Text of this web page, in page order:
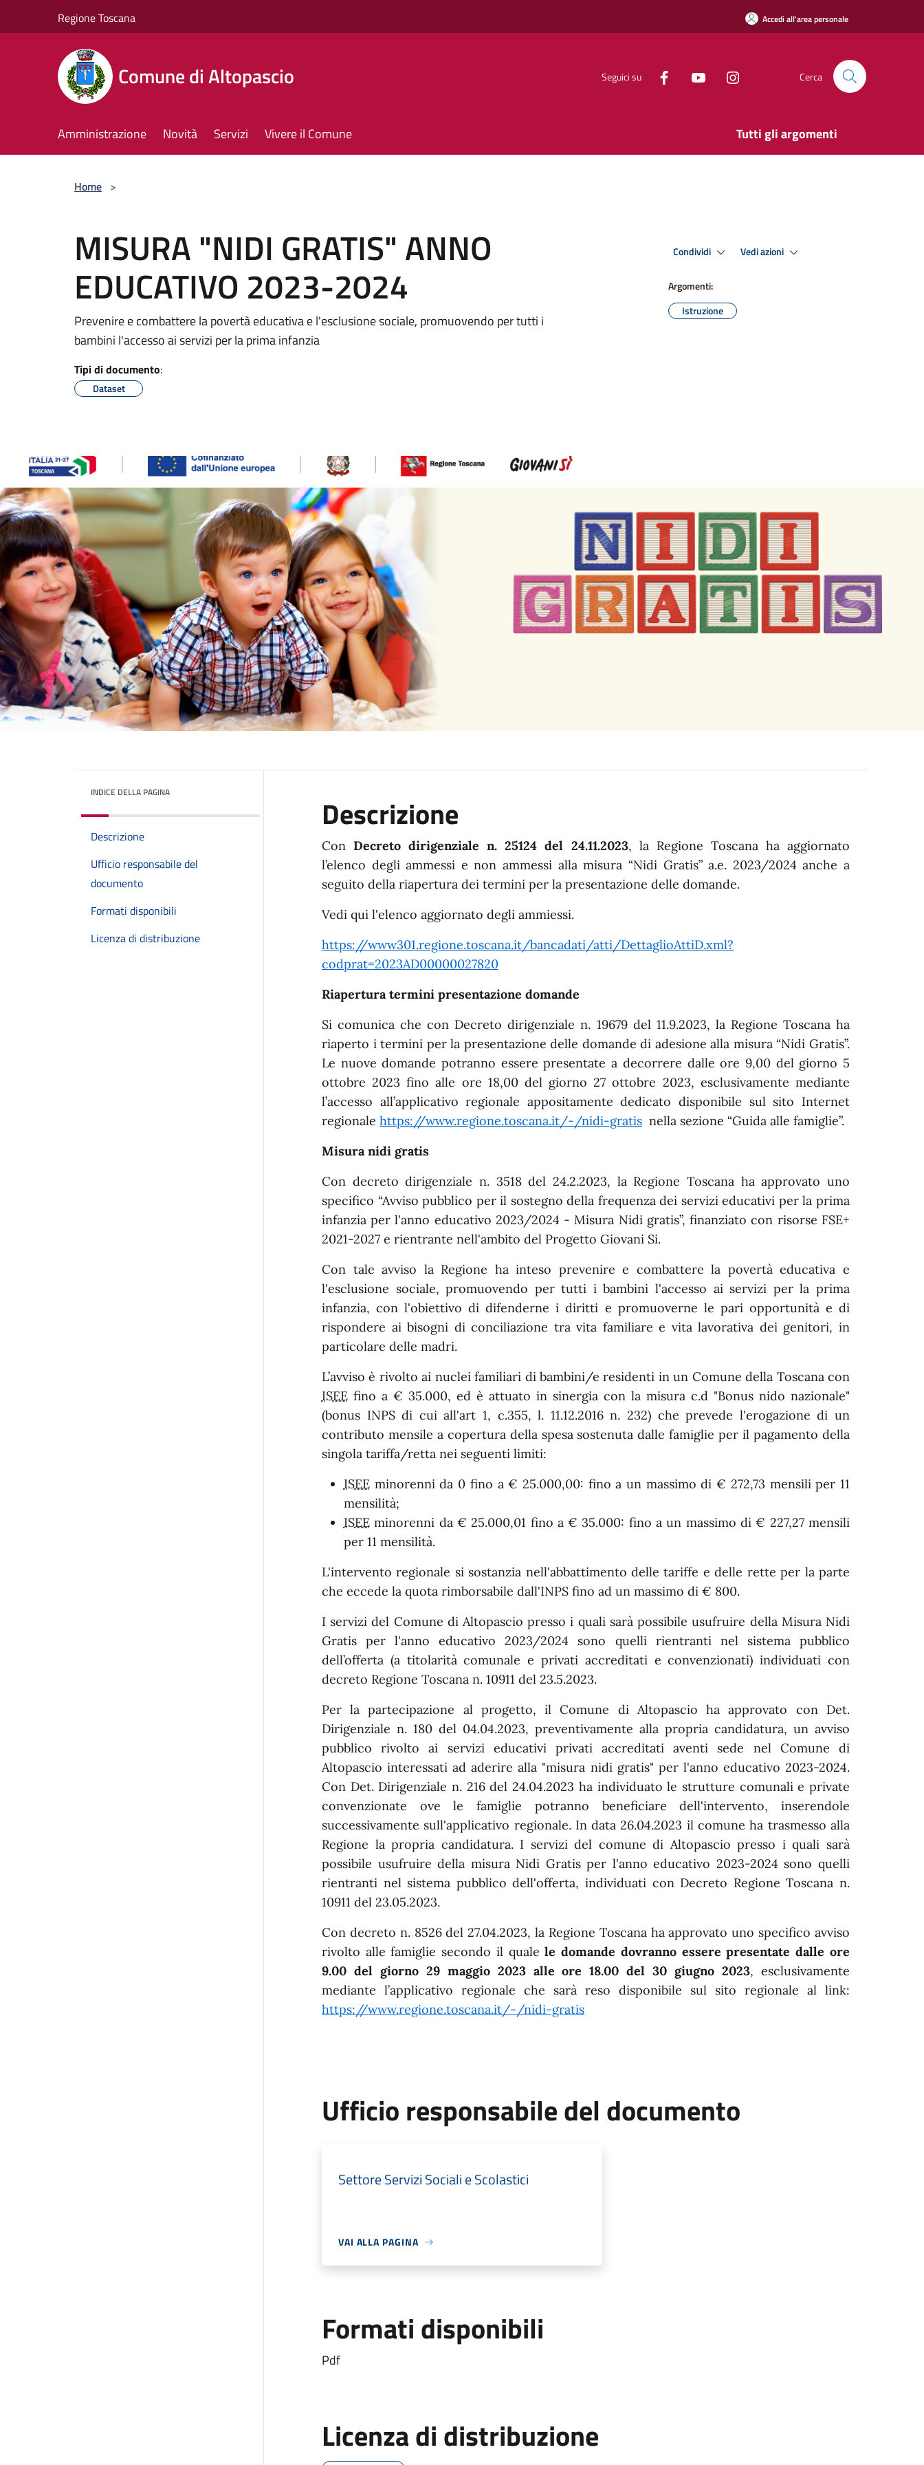
Regione Toscana Accedi all'area personale
Comune di Altopascio Seguici su Cerca
Amministrazione Novità Servizi Vivere il Comune Tutti gli argomenti
Home >
MISURA "NIDI GRATIS" ANNO
EDUCATIVO 2023-2024
Prevenire e combattere la povertà educativa e l'esclusione sociale, promuovendo per tutti i
bambini l'accesso ai servizi per la prima infanzia
Tipi di documento:
Dataset
Condividi Vedi azioni
Argomenti:
Istruzione
INDICE DELLA PAGINA
Descrizione
Ufficio responsabile del
documento
Formati disponibili
Licenza di distribuzione
Descrizione
Con Decreto dirigenziale n. 25124 del 24.11.2023, la Regione Toscana ha aggiornato
l’elenco degli ammessi e non ammessi alla misura “Nidi Gratis” a.e. 2023/2024 anche a
seguito della riapertura dei termini per la presentazione delle domande.
Vedi qui l'elenco aggiornato degli ammiessi.
https://www301.regione.toscana.it/bancadati/atti/DettaglioAttiD.xml?
codprat=2023AD00000027820
Riapertura termini presentazione domande
Si comunica che con Decreto dirigenziale n. 19679 del 11.9.2023, la Regione Toscana ha
riaperto i termini per la presentazione delle domande di adesione alla misura “Nidi Gratis”.
Le nuove domande potranno essere presentate a decorrere dalle ore 9,00 del giorno 5
ottobre 2023 fino alle ore 18,00 del giorno 27 ottobre 2023, esclusivamente mediante
l’accesso all’applicativo regionale appositamente dedicato disponibile sul sito Internet
regionale https://www.regione.toscana.it/-/nidi-gratisnella sezione “Guida alle famiglie”.
Misura nidi gratis
Con decreto dirigenziale n. 3518 del 24.2.2023, la Regione Toscana ha approvato uno
specifico “Avviso pubblico per il sostegno della frequenza dei servizi educativi per la prima
infanzia per l'anno educativo 2023/2024 - Misura Nidi gratis”, finanziato con risorse FSE+
2021-2027 e rientrante nell'ambito del Progetto Giovani Si.
Con tale avviso la Regione ha inteso prevenire e combattere la povertà educativa e
l'esclusione sociale, promuovendo per tutti i bambini l'accesso ai servizi per la prima
infanzia, con l'obiettivo di difenderne i diritti e promuoverne le pari opportunità e di
rispondere ai bisogni di conciliazione tra vita familiare e vita lavorativa dei genitori, in
particolare delle madri.
L’avviso è rivolto ai nuclei familiari di bambini/e residenti in un Comune della Toscana con
ISEEfino a € 35.000, ed è attuato in sinergia con la misura c.d "Bonus nido nazionale"
(bonus INPS di cui all'art 1, c.355, l. 11.12.2016 n. 232) che prevede l'erogazione di un
contributo mensile a copertura della spesa sostenuta dalle famiglie per il pagamento della
singola tariffa/retta nei seguenti limiti:
ISEEminorenni da 0 fino a € 25.000,00: fino a un massimo di € 272,73 mensili per 11
mensilità;
ISEEminorenni da € 25.000,01 fino a € 35.000: fino a un massimo di € 227,27 mensili
per 11 mensilità.
L'intervento regionale si sostanzia nell'abbattimento delle tariffe e delle rette per la parte
che eccede la quota rimborsabile dall'INPS fino ad un massimo di € 800.
I servizi del Comune di Altopascio presso i quali sarà possibile usufruire della Misura Nidi
Gratis per l'anno educativo 2023/2024 sono quelli rientranti nel sistema pubblico
dell’offerta (a titolarità comunale e privati accreditati e convenzionati) individuati con
decreto Regione Toscana n. 10911 del 23.5.2023.
Per la partecipazione al progetto, il Comune di Altopascio ha approvato con Det.
Dirigenziale n. 180 del 04.04.2023, preventivamente alla propria candidatura, un avviso
pubblico rivolto ai servizi educativi privati accreditati aventi sede nel Comune di
Altopascio interessati ad aderire alla "misura nidi gratis" per l'anno educativo 2023-2024.
Con Det. Dirigenziale n. 216 del 24.04.2023 ha individuato le strutture comunali e private
convenzionate ove le famiglie potranno beneficiare dell'intervento, inserendole
successivamente sull'applicativo regionale. In data 26.04.2023 il comune ha trasmesso alla
Regione la propria candidatura. I servizi del comune di Altopascio presso i quali sarà
possibile usufruire della misura Nidi Gratis per l'anno educativo 2023-2024 sono quelli
rientranti nel sistema pubblico dell'offerta, individuati con Decreto Regione Toscana n.
10911 del 23.05.2023.
Con decreto n. 8526 del 27.04.2023, la Regione Toscana ha approvato uno specifico avviso
rivolto alle famiglie secondo il qualele domande dovranno essere presentate dalle ore
9.00 del giorno 29 maggio 2023 alle ore 18.00 del 30 giugno 2023, esclusivamente
mediante l’applicativo regionale che sarà reso disponibile sul sito regionale al link:
https://www.regione.toscana.it/-/nidi-gratis
Ufficio responsabile del documento
Settore Servizi Sociali e Scolastici
VAI ALLA PAGINA
Formati disponibili
Pdf
Licenza di distribuzione